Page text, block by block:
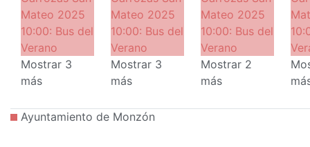
Mateo 2025
10:00: Bus del
Verano
Mostrar 3
más
Mateo 2025
10:00: Bus del
Verano
Mostrar 3
más
Mateo 2025
10:00: Bus del
Verano
Mostrar 2
más
Ayuntamiento de Monzón